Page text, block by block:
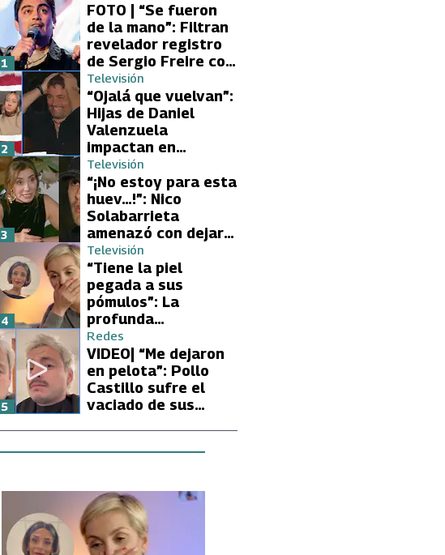
FOTO | “Se fueron
de la mano”: Filtran
revelador registro
de Sergio Freire con
supuesta nueva
conquista
1
Televisión
“Ojalá que vuelvan”:
Hijas de Daniel
Valenzuela
impactan en
Volverías con tu Ex
2 con directa
petición a su papá
sobre Yamila Reyna
2
Televisión
“¡No estoy para esta
huev…!”: Nico
Solabarrieta
amenazó con dejar
Volverías con tu Ex
tras encontrón con
Carmen Gloria
Arroyo
3
Televisión
“Tiene la piel
pegada a sus
pómulos”: La
profunda
preocupación de
Fran García-
Huidobro por la
extrema delgadez
de Kathy Orellana
4
Redes
VIDEO| “Me dejaron
en pelota”: Pollo
Castillo sufre el
vaciado de sus
5